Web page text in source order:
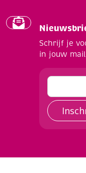
Schrijf je
in jouw